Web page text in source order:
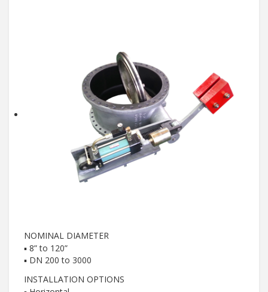
NOMINAL DIAMETER
▪ 8” to 120”
▪ DN 200 to 3000
INSTALLATION OPTIONS